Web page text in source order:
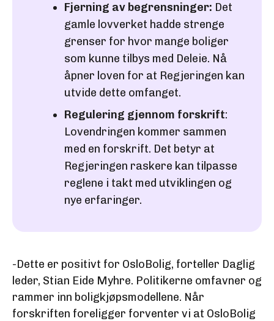
Fjerning av begrensninger: Det
gamle lovverket hadde strenge
grenser for hvor mange boliger
som kunne tilbys med Deleie. Nå
åpner loven for at Regjeringen kan
utvide dette omfanget.
Regulering gjennom forskrift:
Lovendringen kommer sammen
med en forskrift. Det betyr at
Regjeringen raskere kan tilpasse
reglene i takt med utviklingen og
nye erfaringer.
-Dette er positivt for OsloBolig, forteller Daglig
leder, Stian Eide Myhre. Politikerne omfavner og
rammer inn boligkjøpsmodellene. Når
forskriften foreligger forventer vi at OsloBolig